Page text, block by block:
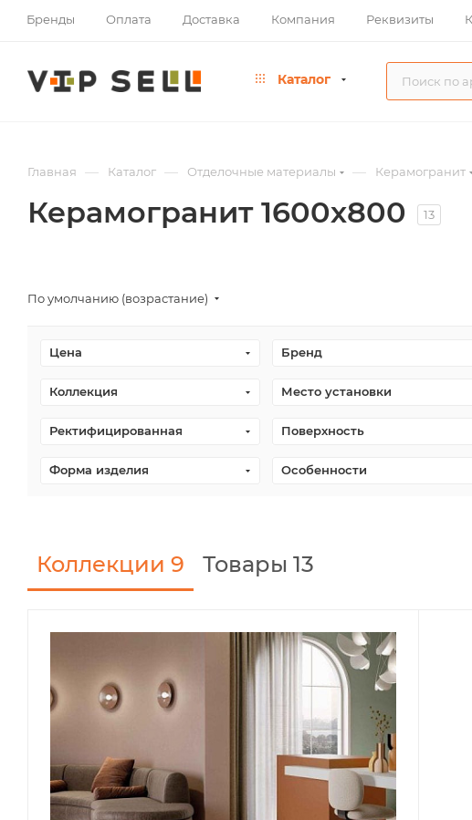
Бренды Оплата Доставка Компания Реквизиты
Каталог
Главная — Каталог — Отделочные материалы — Керамогранит
Керамогранит 1600х800 13
По умолчанию (возрастание)
Цена Бренд
Коллекция Место установки
Ректифицированная Поверхность
Форма изделия Особенности
Коллекции 9 Товары 13